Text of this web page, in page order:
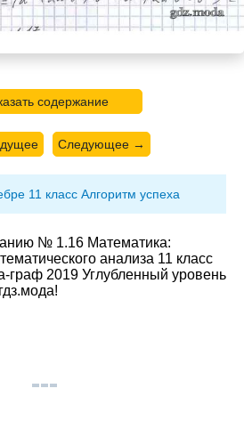
содержание
Следующее →
11 класс Алгоритм успеха
№ 1.16 Математика:
анализа 11 класс
граф 2019 Углубленный уровень